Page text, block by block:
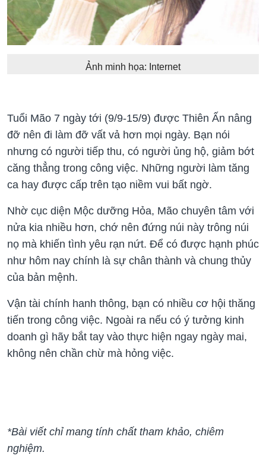
Ảnh minh họa: Internet
Tuổi Mão 7 ngày tới (9/9-15/9) được Thiên Ấn nâng
đỡ nên đi làm đỡ vất vả hơn mọi ngày. Bạn nói
nhưng có người tiếp thu, có người ủng hộ, giảm bớt
căng thẳng trong công việc. Những người làm tăng
ca hay được cấp trên tạo niềm vui bất ngờ.
Nhờ cục diện Mộc dưỡng Hỏa, Mão chuyên tâm với
nửa kia nhiều hơn, chớ nên đứng núi này trông núi
nọ mà khiến tình yêu rạn nứt. Để có được hạnh phúc
như hôm nay chính là sự chân thành và chung thủy
của bản mệnh.
Vận tài chính hanh thông, bạn có nhiều cơ hội thăng
tiến trong công việc. Ngoài ra nếu có ý tưởng kinh
doanh gì hãy bắt tay vào thực hiện ngay ngày mai,
không nên chần chừ mà hỏng việc.
*Bài viết chỉ mang tính chất tham khảo, chiêm
nghiệm.